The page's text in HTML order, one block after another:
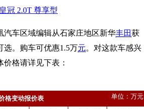
冠 2.0T 尊享型
汽车区域编辑从石家庄地区新华丰田获
选。购车可优惠1.5万元。对这款车感兴
格请详见下表：
格变动报价表 单位：万元